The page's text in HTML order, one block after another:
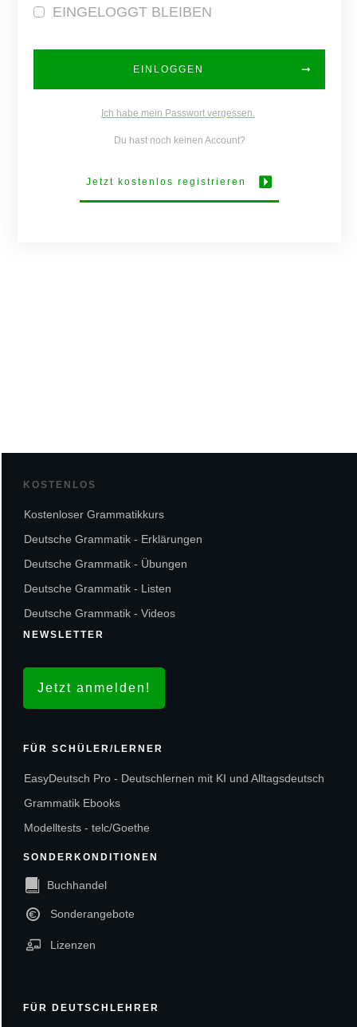
EINGELOGGT BLEIBEN
EINLOGGEN
Ich habe mein Passwort vergessen.
Du hast noch keinen Account?
Jetzt kostenlos registrieren
KOSTENLOS
Kostenloser Grammatikkurs
Deutsche Grammatik - Erklärungen
Deutsche Grammatik - Übungen
Deutsche Grammatik - Listen
Deutsche Grammatik - Videos
NEWSLETTER
Jetzt anmelden!
FÜR SCHÜLER/LERNER
EasyDeutsch Pro - Deutschlernen mit KI und Alltagsdeutsch
Grammatik Ebooks
Modelltests - telc/Goethe
SONDERKONDITIONEN
Buchhandel
Sonderangebote
Lizenzen
FÜR DEUTSCHLEHRER